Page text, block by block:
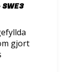
SWE3
gjort